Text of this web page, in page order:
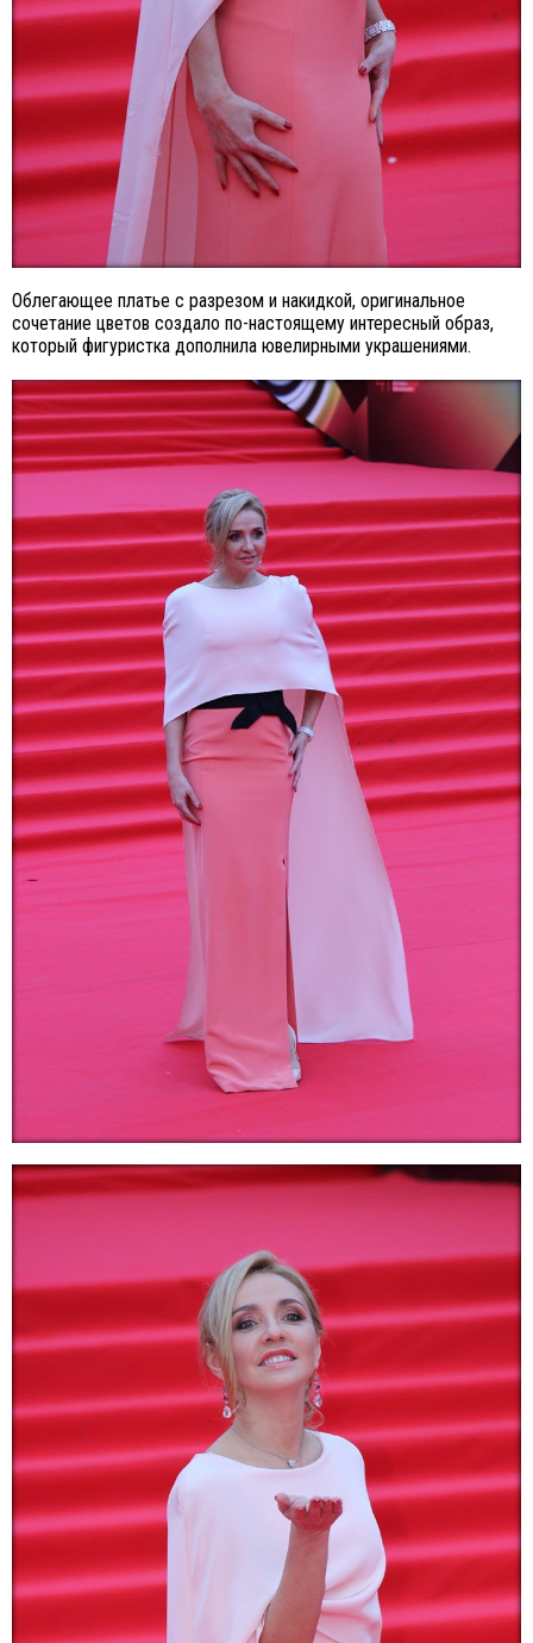
Облегающее платье с разрезом и накидкой, оригинальное
сочетание цветов создало по-настоящему интересный образ,
который фигуристка дополнила ювелирными украшениями.